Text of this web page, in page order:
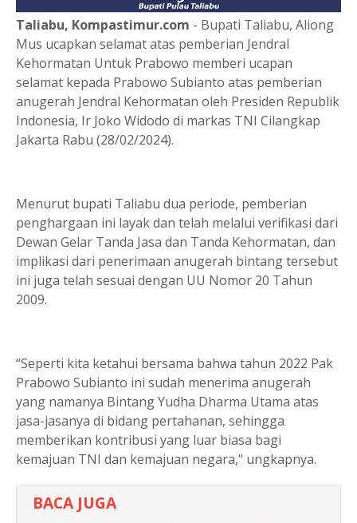
Taliabu, Kompastimur.com - Bupati Taliabu, Aliong
Mus ucapkan selamat atas pemberian Jendral
Kehormatan Untuk Prabowo memberi ucapan
selamat kepada Prabowo Subianto atas pemberian
anugerah Jendral Kehormatan oleh Presiden Republik
Indonesia, Ir Joko Widodo di markas TNI Cilangkap
Jakarta Rabu (28/02/2024).
Menurut bupati Taliabu dua periode, pemberian
penghargaan ini layak dan telah melalui verifikasi dari
Dewan Gelar Tanda Jasa dan Tanda Kehormatan, dan
implikasi dari penerimaan anugerah bintang tersebut
ini juga telah sesuai dengan UU Nomor 20 Tahun
2009.
“Seperti kita ketahui bersama bahwa tahun 2022 Pak
Prabowo Subianto ini sudah menerima anugerah
yang namanya Bintang Yudha Dharma Utama atas
jasa-jasanya di bidang pertahanan, sehingga
memberikan kontribusi yang luar biasa bagi
kemajuan TNI dan kemajuan negara," ungkapnya.
BACA JUGA